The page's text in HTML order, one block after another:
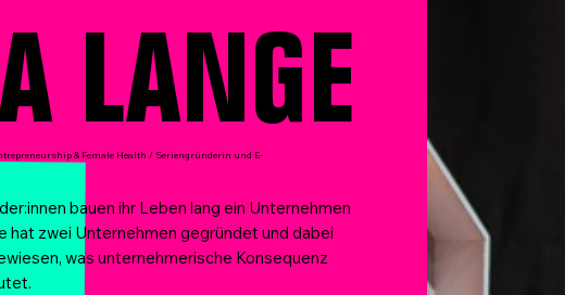
LANGE
& Female Health / Seriengründerin und E-
bauen ihr Leben lang ein Unternehmen
hat zwei Unternehmen gegründet und dabei
was unternehmerische Konsequenz